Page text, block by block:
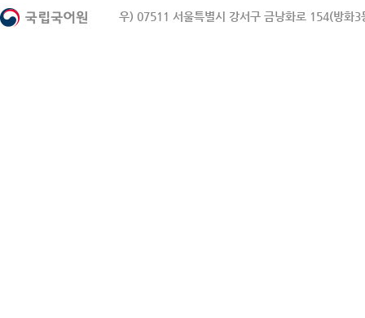
우) 07511 서울특별시 강서구 금낭화로 154(방화3